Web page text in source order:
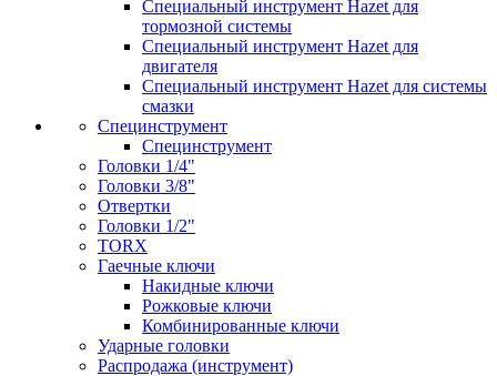
Специальный инструмент Hazet для
тормозной системы
Специальный инструмент Hazet для
двигателя
Специальный инструмент Hazet для системы
смазки
Специнструмент
Специнструмент
Головки 1/4"
Головки 3/8"
Отвертки
Головки 1/2"
TORX
Гаечные ключи
Накидные ключи
Рожковые ключи
Комбинированные ключи
Ударные головки
Распродажа (инструмент)